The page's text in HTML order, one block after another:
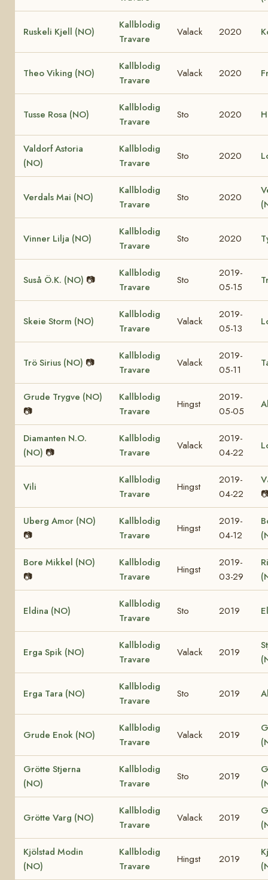
Ruskeli Kjell (NO)
Kallblodig
Travare
Valack 2020
Theo Viking (NO)
Kallblodig
Travare
Valack 2020
Tusse Rosa (NO)
Kallblodig
Travare
Sto 2020
Valdorf Astoria
(NO)
Kallblodig
Travare
Sto 2020
Verdals Mai (NO)
Kallblodig
Travare
Sto 2020
Vinner Lilja (NO)
Kallblodig
Travare
Sto 2020
Suså Ö.K. (NO) 📷
Kallblodig
Travare
Sto
2019-
05-15
Skeie Storm (NO)
Kallblodig
Travare
Valack
2019-
05-13
Trö Sirius (NO) 📷
Kallblodig
Travare
Valack
2019-
05-11
Grude Trygve (NO)
📷
Kallblodig
Travare
Hingst
2019-
05-05
Diamanten N.O.
(NO) 📷
Kallblodig
Travare
Valack
2019-
04-22
Vili
Kallblodig
Travare
Hingst
2019-
04-22
Uberg Amor (NO)
📷
Kallblodig
Travare
Hingst
2019-
04-12
Bore Mikkel (NO)
📷
Kallblodig
Travare
Hingst
2019-
03-29
Eldina (NO)
Kallblodig
Travare
Sto 2019
Erga Spik (NO)
Kallblodig
Travare
Valack 2019
Erga Tara (NO)
Kallblodig
Travare
Sto 2019
Grude Enok (NO)
Kallblodig
Travare
Valack 2019
Grötte Stjerna
(NO)
Kallblodig
Travare
Sto 2019
Grötte Varg (NO)
Kallblodig
Travare
Valack 2019
Kjölstad Modin
(NO)
Kallblodig
Travare
Hingst 2019